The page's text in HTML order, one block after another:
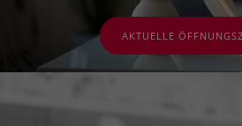
AKTUELLE